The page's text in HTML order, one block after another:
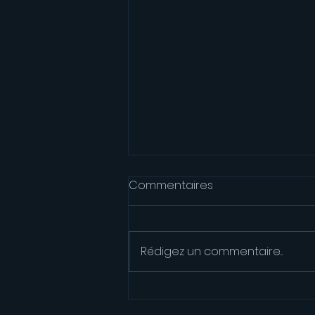
Des femmes qui changent
Commentaires
Rédigez un commentaire...